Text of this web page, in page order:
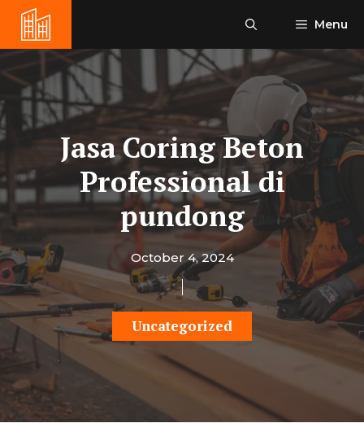
content
Menu
Jasa Coring Beton
Professional di
pundong
October 4, 2024
Uncategorized